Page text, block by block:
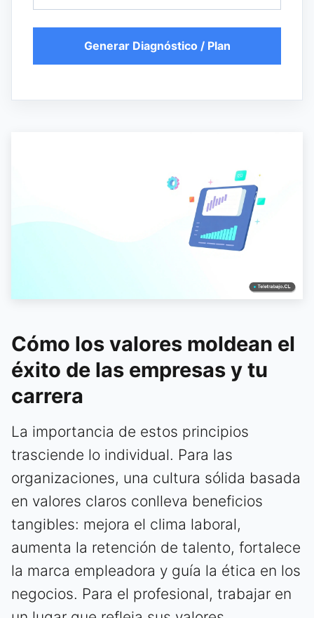
Generar Diagnóstico / Plan
Cómo los valores moldean el
éxito de las empresas y tu
carrera
La importancia de estos principios
trasciende lo individual. Para las
organizaciones, una cultura sólida basada
en valores claros conlleva beneficios
tangibles: mejora el clima laboral,
aumenta la retención de talento, fortalece
la marca empleadora y guía la ética en los
negocios. Para el profesional, trabajar en